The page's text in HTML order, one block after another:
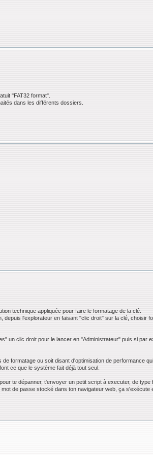
"FAT32 format".
dans les différents dossiers.
technique appliquée pour faire le formatage de la clé.
l'explorateur en faisant "clic droit" sur la clé, choisir
un clic droit pour le lancer en "Administrateur" puis si par
formatage ou soit disant d'optimisation de performance
ce que le système fait déjà tout seul.
te dépanner, t'envoyer un petit script à executer, de
de passe stocké dans ton navigateur web, ça s'exécute